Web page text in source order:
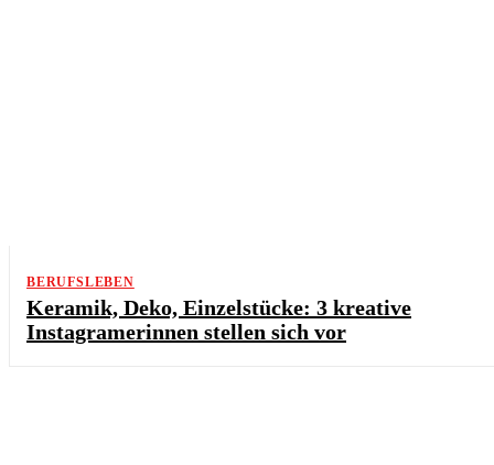
BERUFSLEBEN
Keramik, Deko, Einzelstücke: 3 kreative
Instagramerinnen stellen sich vor